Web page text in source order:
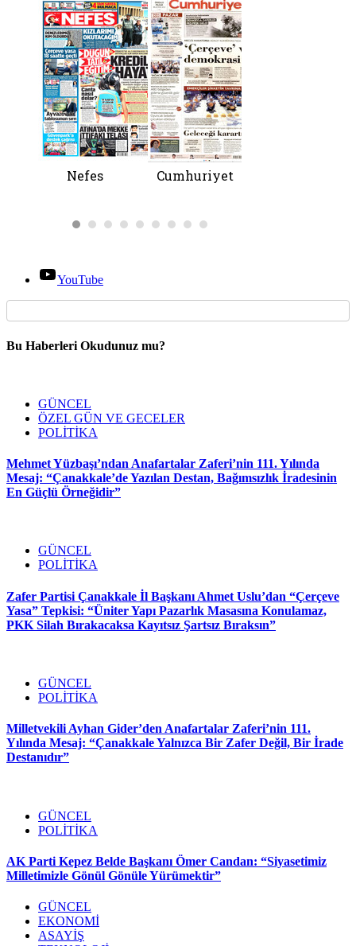
YouTube
Bu Haberleri Okudunuz mu?
GÜNCEL
ÖZEL GÜN VE GECELER
POLİTİKA
Mehmet Yüzbaşı’ndan Anafartalar Zaferi’nin 111. Yılında
Mesaj: “Çanakkale’de Yazılan Destan, Bağımsızlık İradesinin
En Güçlü Örneğidir”
GÜNCEL
POLİTİKA
Zafer Partisi Çanakkale İl Başkanı Ahmet Uslu’dan “Çerçeve
Yasa” Tepkisi: “Üniter Yapı Pazarlık Masasına Konulamaz,
PKK Silah Bırakacaksa Kayıtsız Şartsız Bıraksın”
GÜNCEL
POLİTİKA
Milletvekili Ayhan Gider’den Anafartalar Zaferi’nin 111.
Yılında Mesaj: “Çanakkale Yalnızca Bir Zafer Değil, Bir İrade
Destanıdır”
GÜNCEL
POLİTİKA
AK Parti Kepez Belde Başkanı Ömer Candan: “Siyasetimiz
Milletimizle Gönül Gönüle Yürümektir”
GÜNCEL
EKONOMİ
ASAYİŞ